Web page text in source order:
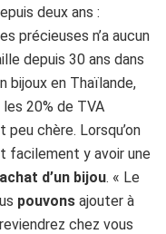
deux ans :
précieuses n’a aucun
depuis 30 ans dans
bijoux en Thaïlande,
20% de TVA
chère. Lorsqu’on
facilement y avoir une
d’un bijou. « Le
pouvons ajouter à
chez vous